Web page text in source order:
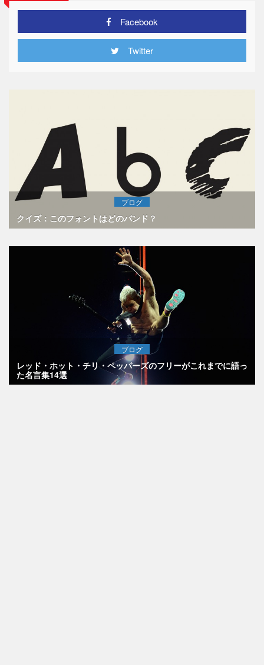
Facebook
Twitter
ブログ
クイズ：このフォントはどのバンド？
ブログ
レッド・ホット・チリ・ペッパーズのフリーがこれまでに語っ
た名言集14選